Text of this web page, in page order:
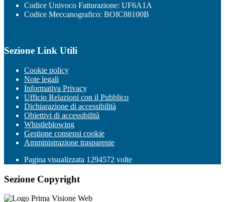
Codice Univoco Fatturazione: UF6A1A
Codice Meccanografico: BOIC88100B
Sezione Link Utili
Cookie policy
Note legali
Informativa Privacy
Ufficio Relazioni con il Pubblico
Dichiarazione di accessibilità
Obiettivi di accessibilità
Whistleblowing
Gestione consensi cookie
Amministrazione trasparente
Pagina visualizzata 1294572 volte
Sezione Copyright